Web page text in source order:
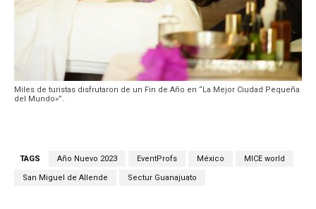
Miles de turistas disfrutaron de un Fin de Año en “La Mejor Ciudad Pequeña
del Mundo»”.
TAGS Año Nuevo 2023 EventProfs México MICE world
San Miguel de Allende Sectur Guanajuato